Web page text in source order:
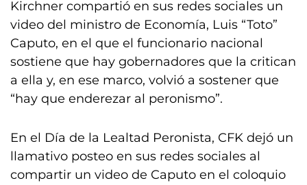
Kirchner compartió en sus redes sociales un
video del ministro de Economía, Luis “Toto”
Caputo, en el que el funcionario nacional
sostiene que hay gobernadores que la critican
a ella y, en ese marco, volvió a sostener que
“hay que enderezar al peronismo”.
En el Día de la Lealtad Peronista, CFK dejó un
llamativo posteo en sus redes sociales al
compartir un video de Caputo en el coloquio